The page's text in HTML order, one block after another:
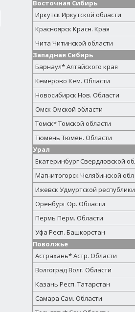
Восточная Сибирь
Иркутск Иркутской области
Красноярск Красн. Края
Чита Читинской области
Западная Сибирь
Барнаул* Алтайского края
Кемерово Кем. Области
Новосибирск Нов. Области
Омск Омской области
Томск* Томской области
Тюмень Тюмен. Области
Урал
Екатеринбург Свердловской
Магнитогорск Челябинской обл
Ижевск Удмуртской республики
Оренбург Ор. Области
Пермь Перм. Области
Уфа Респ. Башкорстан
Поволжье
Астрахань* Астр. Области
Волгоград Волг. Области
Казань Респ. Татарстан
Самара Сам. Области